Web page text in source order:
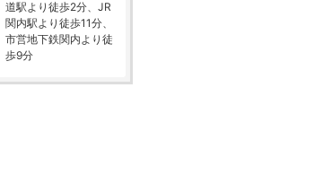
道駅より徒歩2分、JR
関内駅より徒歩11分、
市営地下鉄関内より徒
歩9分